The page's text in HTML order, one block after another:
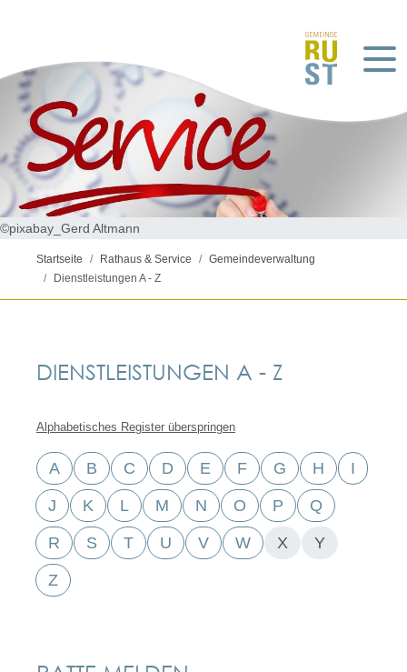
©pixabay_Gerd Altmann
Startseite Rathaus & Service
Gemeindeverwaltung
Dienstleistungen A - Z
DIENSTLEISTUNGEN A - Z
Alphabetisches Register überspringen
A B C D E F G H I
J K L M N O P Q
R S T U V W X Y
Z